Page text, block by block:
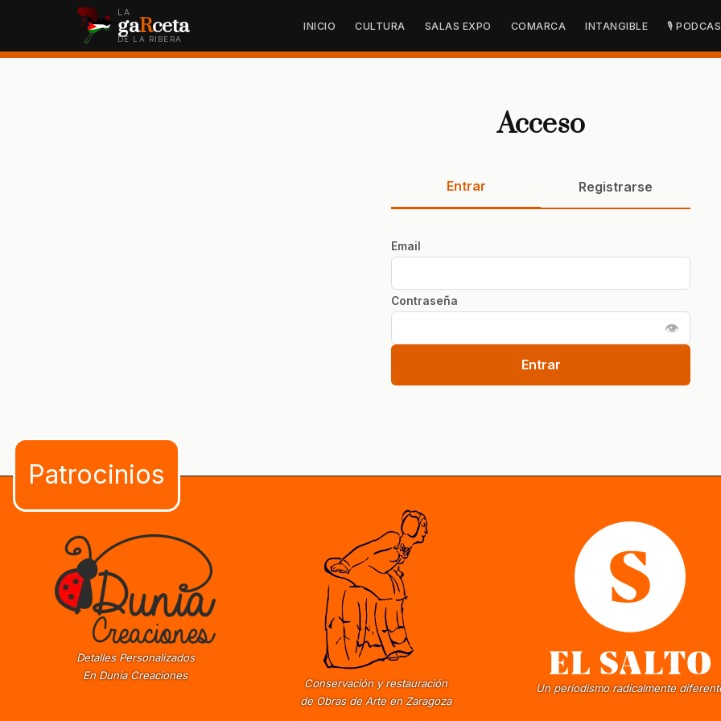
LA
gaRceta
DE LA RIBERA
INICIO CULTURA SALAS EXPO COMARCA INTANGIBLE 🎙
Acceso
Entrar Registrarse
Email
Contraseña
👁
Entrar
Detalles Personalizados
En Dunia Creaciones
Conservación y restauración
de Obras de Arte en Zaragoza
Un periodismo radicalmente